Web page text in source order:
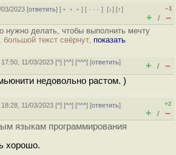
2023 [ответить] [ ﹢﹢﹢] [ · · ·][↓] [↑]
–1
+ / –
нужно делать, чтобы выполнить мечту
большой текст свёрнут, показать
17:50, 11/03/2023 [^] [^^] [^^^] [ответить]
+ / –
недовольно растом. )
18:28, 11/03/2023 [^] [^^] [^^^] [ответить]
+2
+ / –
языкам программирования
хорошо.